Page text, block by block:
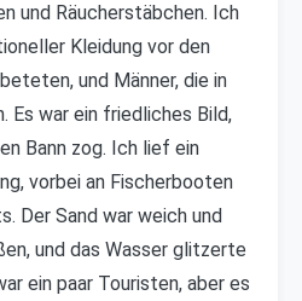
und Räucherstäbchen. Ich
Kleidung vor den
und Männer, die in
Es war ein friedliches Bild,
Bann zog. Ich lief ein
vorbei an Fischerbooten
Der Sand war weich und
und das Wasser glitzerte
ein paar Touristen, aber es